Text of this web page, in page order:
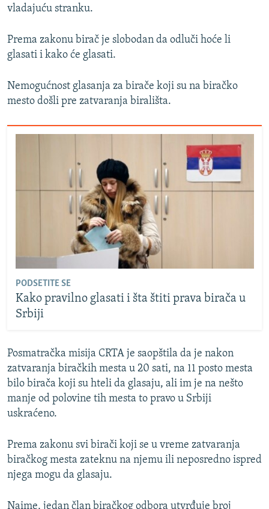
vladajuću stranku.
Prema zakonu birač je slobodan da odluči hoće li
glasati i kako će glasati.
Nemogućnost glasanja za birače koji su na biračko
mesto došli pre zatvaranja birališta.
PODSETITE SE
Kako pravilno glasati i šta štiti prava birača u
Srbiji
Posmatračka misija CRTA je saopštila da je nakon
zatvaranja biračkih mesta u 20 sati, na 11 posto mesta
bilo birača koji su hteli da glasaju, ali im je na nešto
manje od polovine tih mesta to pravo u Srbiji
uskraćeno.
Prema zakonu svi birači koji se u vreme zatvaranja
biračkog mesta zateknu na njemu ili neposredno ispred
njega mogu da glasaju.
Naime, jedan član biračkog odbora utvrđuje broj